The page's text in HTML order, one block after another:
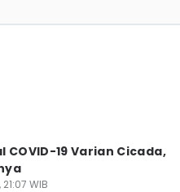
COVID-19 Varian Cicada,
WIB